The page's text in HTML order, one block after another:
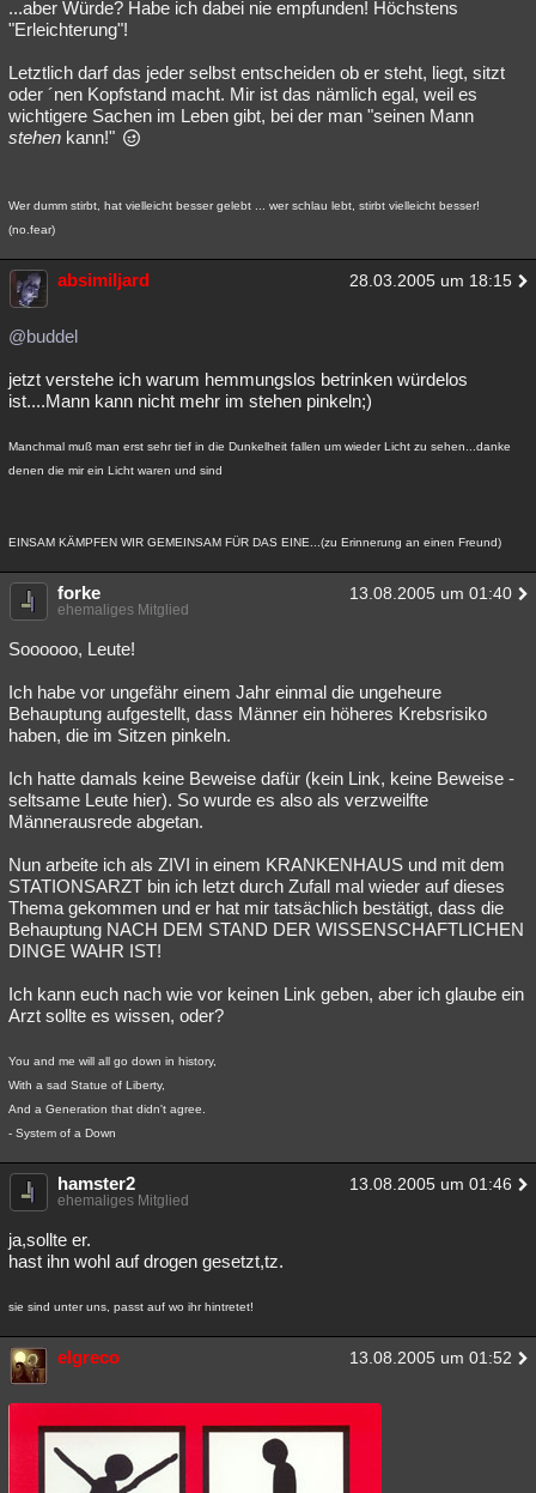
...aber Würde? Habe ich dabei nie empfunden! Höchstens
"Erleichterung"!
Letztlich darf das jeder selbst entscheiden ob er steht, liegt, sitzt
oder ´nen Kopfstand macht. Mir ist das nämlich egal, weil es
wichtigere Sachen im Leben gibt, bei der man "seinen Mann
stehen kann!"
Wer dumm stirbt, hat vielleicht besser gelebt ... wer schlau lebt, stirbt vielleicht besser!
(no.fear)
absimiljard 28.03.2005 um 18:15
@buddel
jetzt verstehe ich warum hemmungslos betrinken würdelos
ist....Mann kann nicht mehr im stehen pinkeln;)
Manchmal muß man erst sehr tief in die Dunkelheit fallen um wieder Licht zu sehen...danke
denen die mir ein Licht waren und sind
EINSAM KÄMPFEN WIR GEMEINSAM FÜR DAS EINE...(zu Erinnerung an einen Freund)
forke 13.08.2005 um 01:40
ehemaliges Mitglied
Soooooo, Leute!
Ich habe vor ungefähr einem Jahr einmal die ungeheure
Behauptung aufgestellt, dass Männer ein höheres Krebsrisiko
haben, die im Sitzen pinkeln.
Ich hatte damals keine Beweise dafür (kein Link, keine Beweise -
seltsame Leute hier). So wurde es also als verzweilfte
Männerausrede abgetan.
Nun arbeite ich als ZIVI in einem KRANKENHAUS und mit dem
STATIONSARZT bin ich letzt durch Zufall mal wieder auf dieses
Thema gekommen und er hat mir tatsächlich bestätigt, dass die
Behauptung NACH DEM STAND DER WISSENSCHAFTLICHEN
DINGE WAHR IST!
Ich kann euch nach wie vor keinen Link geben, aber ich glaube ein
Arzt sollte es wissen, oder?
You and me will all go down in history,
With a sad Statue of Liberty,
And a Generation that didn't agree.
- System of a Down
hamster2 13.08.2005 um 01:46
ehemaliges Mitglied
ja,sollte er.
hast ihn wohl auf drogen gesetzt,tz.
sie sind unter uns, passt auf wo ihr hintretet!
elgreco 13.08.2005 um 01:52